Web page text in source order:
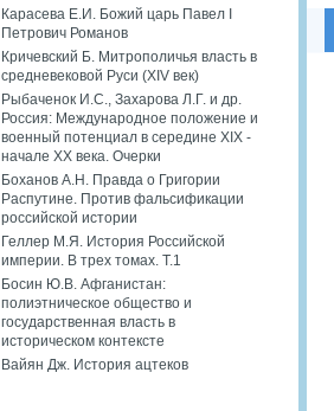
Карасева Е.И. Божий царь Павел I
Петрович Романов
Кричевский Б. Митрополичья власть в
средневековой Руси (XIV век)
Рыбаченок И.С., Захарова Л.Г. и др.
Россия: Международное положение и
военный потенциал в середине XIX -
начале XX века. Очерки
Боханов А.Н. Правда о Григории
Распутине. Против фальсификации
российской истории
Геллер М.Я. История Российской
империи. В трех томах. Т.1
Босин Ю.В. Афганистан:
полиэтническое общество и
государственная власть в
историческом контексте
Вайян Дж. История ацтеков